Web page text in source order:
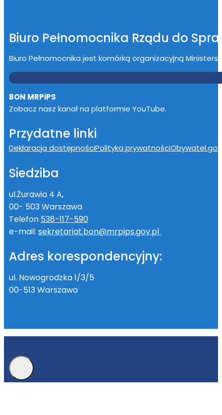
Biuro Pełnomocnika Rządu do
Biuro Pełnomocnika jest komórką organizacyjną
BON MRPiPS
Zobacz nasz kanał na platformie YouTube.
Przydatne linki
Deklaracja dostępnościPolityka prywatności
Siedziba
ul.Żurawia 4 A,
00- 503 Warszawa
Telefon 538-117-590
e-mail: sekretariat.bon@mrpips.gov.pl
Adres korespondencyjny:
ul. Nowogrodzka 1/3/5
00-513 Warszawa